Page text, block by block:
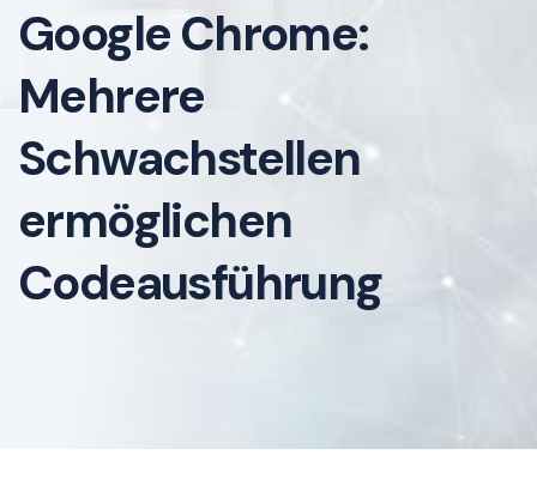
Google Chrome:
Mehrere
Schwachstellen
ermöglichen
Codeausführung